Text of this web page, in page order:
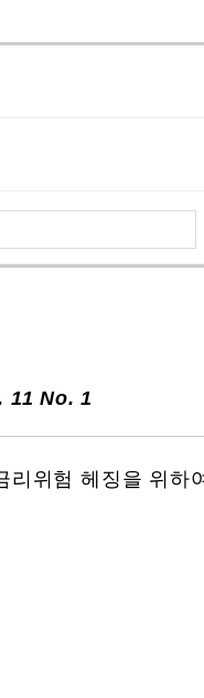
11 No. 1
리위험 헤징을 위하